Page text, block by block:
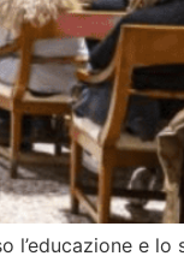
l’educazione e